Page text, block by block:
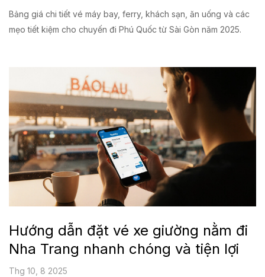
Bảng giá chi tiết vé máy bay, ferry, khách sạn, ăn uống và các
mẹo tiết kiệm cho chuyến đi Phú Quốc từ Sài Gòn năm 2025.
Hướng dẫn đặt vé xe giường nằm đi
Nha Trang nhanh chóng và tiện lợi
Thg 10, 8 2025